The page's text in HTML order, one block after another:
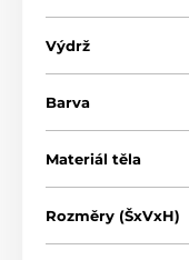
Výdrž
Barva
Materiál těla
Rozměry (ŠxVxH)